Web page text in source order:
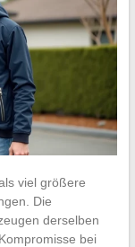
viel größere
Die
derselben
bei